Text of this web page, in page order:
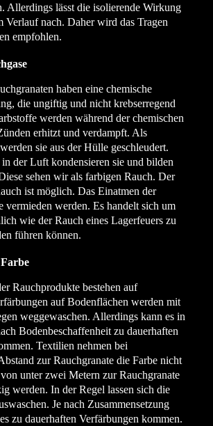
Allerdings lässt die isolierende Wirkung
Verlauf nach. Daher wird das Tragen
empfohlen.
haben eine chemische
die ungiftig und nicht krebserregend
werden während der chemischen
erhitzt und verdampft. Als
sie aus der Hülle geschleudert.
der Luft kondensieren sie und bilden
sehen wir als farbigen Rauch. Der
ist möglich. Das Einatmen der
vermieden werden. Es handelt sich um
wie der Rauch eines Lagerfeuers zu
führen können.
Rauchprodukte bestehen auf
auf Bodenflächen werden mit
weggewaschen. Allerdings kann es in
Bodenbeschaffenheit zu dauerhaften
Textilien nehmen bei
zur Rauchgranate die Farbe nicht
unter zwei Metern zur Rauchgranate
werden. In der Regel lassen sich die
Je nach Zusammensetzung
zu dauerhaften Verfärbungen kommen.